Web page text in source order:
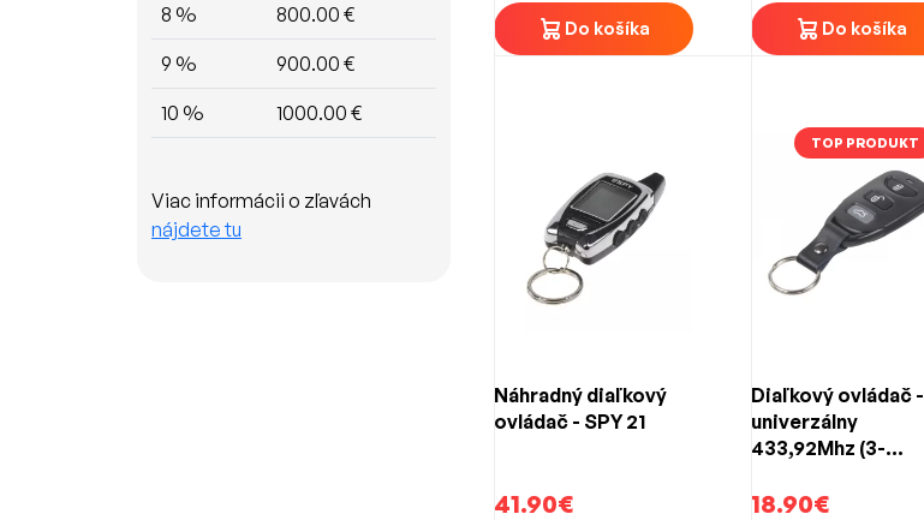
8 % 800.00 €
9 % 900.00 €
10 % 1000.00 €
Viac informácii o zľavách
nájdete tu
Do košíka Do košíka
Náhradný diaľkový
ovládač - SPY 21
41.90€
TOP PRODUKT
Diaľkový ovládač -
univerzálny
433,92Mhz (3-
18.90€